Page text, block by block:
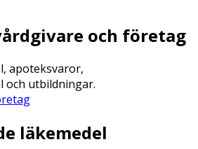
och företag
apoteksvaror,
utbildningar.
läkemedel